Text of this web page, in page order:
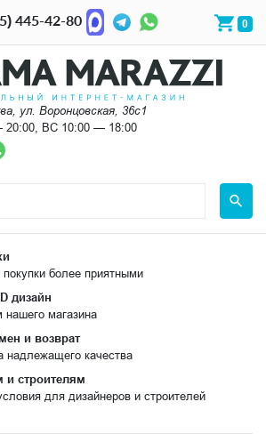
445-42-80 0
ул. Воронцовская, 36с1
ВС 10:00 — 18:00
более приятными
дизайн
нашего магазина
и возврат
надлежащего качества
и строителям
для дизайнеров и строителей